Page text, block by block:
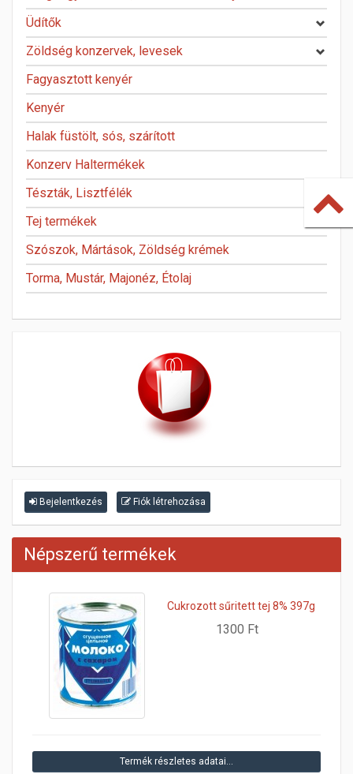
Üdítők
Zöldség konzervek, levesek
Fagyasztott kenyér
Kenyér
Halak füstölt, sós, szárított
Konzerv Haltermékek
Tészták, Lisztfélék
Tej termékek
Szószok, Mártások, Zöldség krémek
Torma, Mustár, Majonéz, Étolaj
Bejelentkezés Fiók létrehozása
Népszerű termékek
Cukrozott sűritett tej 8% 397g
1300 Ft
Termék részletes adatai…